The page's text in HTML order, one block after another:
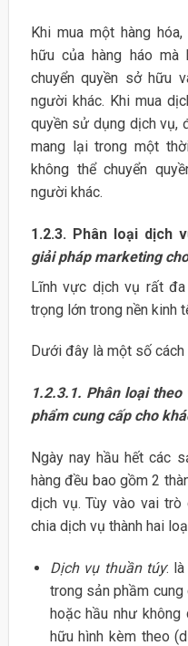
Khi mua một hàng
hữu của hàng háo
chuyển quyền sở hữu
người khác. Khi mua
quyền sử dụng dịch vụ,
mang lại trong một
không thể chuyển
người khác.
1.2.3. Phân loại dịch
giải pháp marketing
Lĩnh vực dịch vụ rất
trọng lớn trong nền kinh
Dưới đây là một số
1.2.3.1. Phân loại
phẩm cung cấp cho
Ngày nay hầu hết các
hàng đều bao gồm 2
dịch vụ. Tùy vào vai
chia dịch vụ thành hai
Dịch vụ thuần túy:
trong sản phầm cung
hoặc hầu như
hữu hình kèm theo